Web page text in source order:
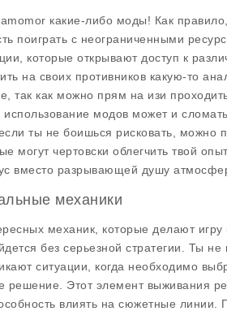
какие-либо моды! Как
поиграть с неограниченными
которые открывают доступ к
на своих противников какую-то
так как можно прям на изи
модов может и
ты не боишься рисковать, можно
могут чертовски облегчить твой
вместо разрывающей душу
механики
механик, которые делают игру
без серьезной стратегии. Ты
ситуации, когда необходимо
решение. Этот элемент выживания
влиять на сюжетные линии.